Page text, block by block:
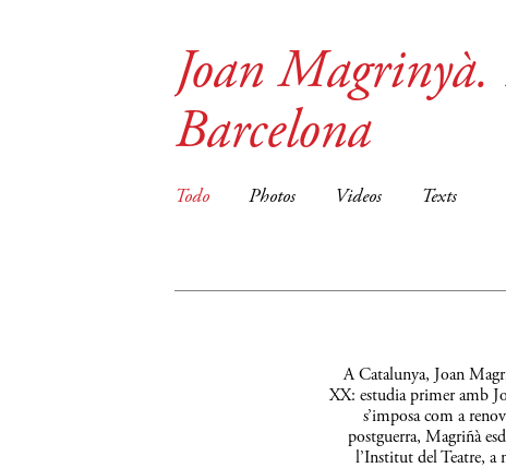
Joan Magrinyà.
Barcelona
Todo Photos Videos Texts
A Catalunya, Joan
XX: estudia primer amb
s’imposa com a
postguerra, Magriñà
l’Institut del Teatre, a